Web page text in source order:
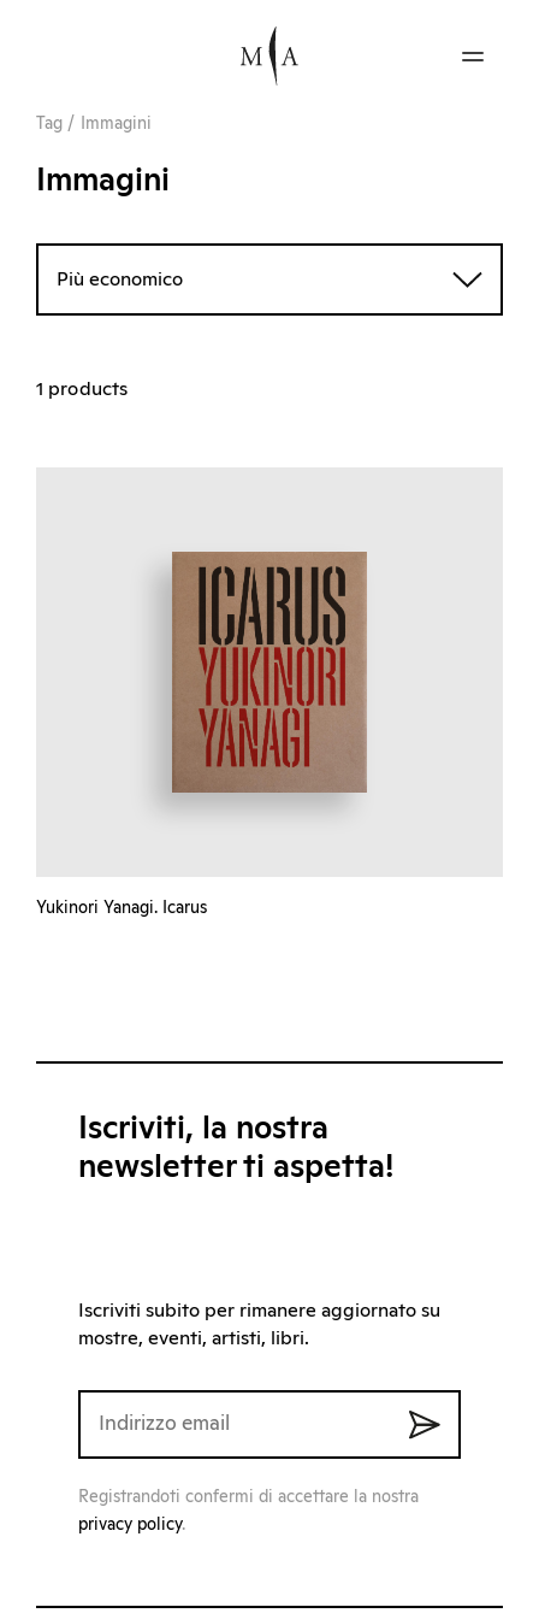
Tag / Immagini
Immagini
Più economico
1 products
Yukinori Yanagi. Icarus
Iscriviti, la nostra
newsletter ti aspetta!
Iscriviti subito per rimanere aggiornato su
mostre, eventi, artisti, libri.
Registrandoti confermi di accettare la nostra
privacy policy.